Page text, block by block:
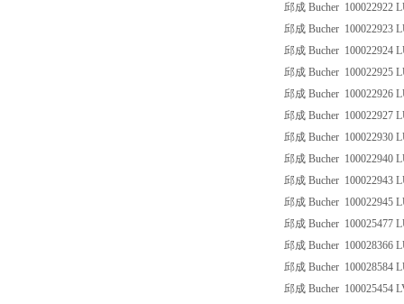
邱成 Bucher 100022922
邱成 Bucher 100022923
邱成 Bucher 100022924
邱成 Bucher 100022925
邱成 Bucher 100022926
邱成 Bucher 100022927
邱成 Bucher 100022930
邱成 Bucher 100022940
邱成 Bucher 100022943
邱成 Bucher 100022945
邱成 Bucher 100025477
邱成 Bucher 100028366
邱成 Bucher 100028584
邱成 Bucher 100025454